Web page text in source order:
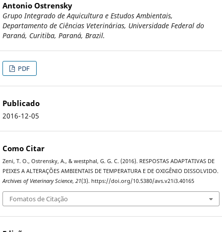
Antonio Ostrensky
Grupo Integrado de Aquicultura e Estudos Ambientais,
Departamento de Ciências Veterinárias, Universidade Federal do
Paraná, Curitiba, Paraná, Brazil.
PDF
Publicado
2016-12-05
Como Citar
Zeni, T. O., Ostrensky, A., & westphal, G. G. C. (2016). RESPOSTAS ADAPTATIVAS DE
PEIXES A ALTERAÇÕES AMBIENTAIS DE TEMPERATURA E DE OXIGÊNIO DISSOLVIDO.
Archives of Veterinary Science, 21(3). https://doi.org/10.5380/avs.v21i3.40165
Fomatos de Citação